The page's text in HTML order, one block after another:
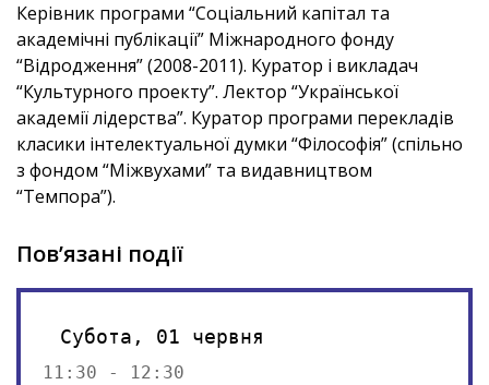
Керівник програми “Соціальний капітал та
академічні публікації” Міжнародного фонду
“Відродження” (2008-2011). Куратор і викладач
“Культурного проекту”. Лектор “Української
академії лідерства”. Куратор програми перекладів
класики інтелектуальної думки “Філософія” (спільно
з фондом “Міжвухами” та видавництвом
“Темпора”).
Пов’язані події
Субота, 01 червня
11:30 - 12:30